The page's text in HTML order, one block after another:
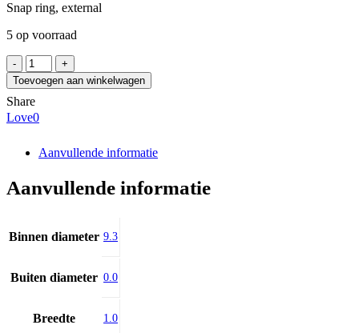
Snap ring, external
5 op voorraad
Z
10
aantal
Toevoegen aan winkelwagen
Share
Love0
Aanvullende informatie
Aanvullende informatie
Binnen diameter 9.3
Buiten diameter 0.0
Breedte 1.0